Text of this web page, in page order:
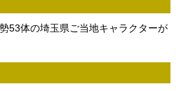
53体の埼玉県ご当地キャラクターが